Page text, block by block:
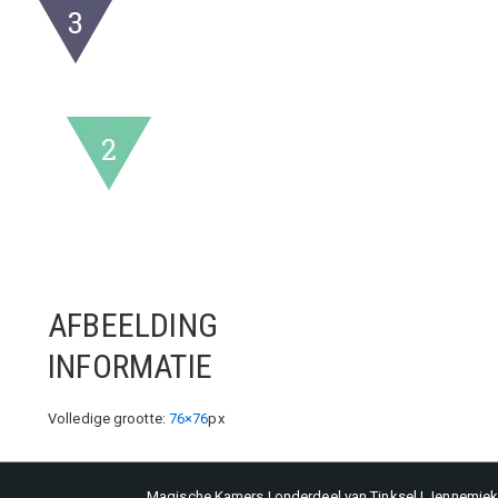
AFBEELDING
INFORMATIE
Volledige grootte: 76×76px